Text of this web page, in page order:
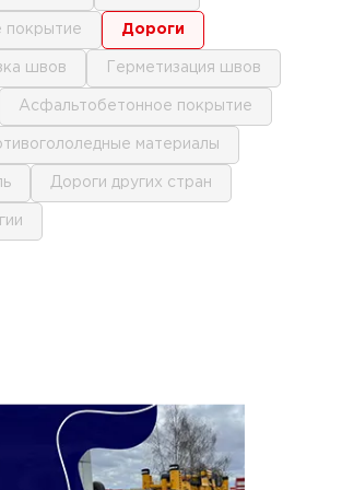
покрытие дороги
швов герметизация швов
асфальтобетонное покрытие
материалы
дороги других стран